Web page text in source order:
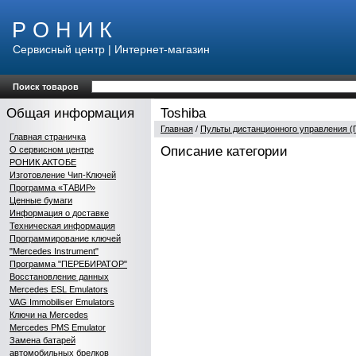
Р О Н И К
Сервисный центр | Интернет-магазин
Поиск товаров
Общая информация
Главная страничка
О сервисном центре
РОНИК АКТОБЕ
Изготовление Чип-Ключей
Программа «ТАВИР»
Ценные бумаги
Информация о доставке
Техническая информация
Программирование ключей
"Mercedes Instrument"
Программа "ПЕРЕБИРАТОР"
Восстановление данных
Mercedes ESL Emulators
VAG Immobiliser Emulators
Ключи на Mercedes
Mercedes PMS Emulator
Замена батарей
автомобильных брелков
Toshiba
Главная / Пульты дистанционного управления
Описание категории